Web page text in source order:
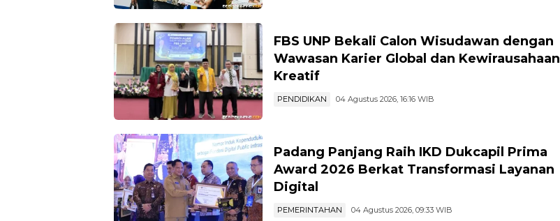
FBS UNP Bekali Calon Wisudawan dengan
Wawasan Karier Global dan Kewirausahaan
Kreatif
PENDIDIKAN 04 Agustus 2026, 16:16 WIB
Padang Panjang Raih IKD Dukcapil Prima
Award 2026 Berkat Transformasi Layanan
Digital
PEMERINTAHAN 04 Agustus 2026, 09:33 WIB